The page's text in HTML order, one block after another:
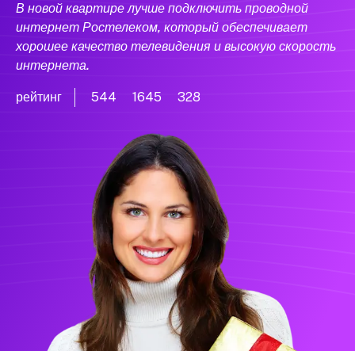
В новой квартире лучше подключить проводной
интернет Ростелеком, который обеспечивает
хорошее качество телевидения и высокую скорость
интернета.
рейтинг 544 1645 328